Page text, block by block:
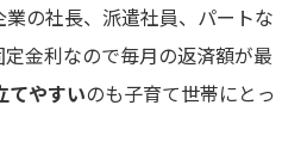
の社長、派遣社員、パートな
金利なので毎月の返済額が最
てやすいのも子育て世帯にとっ